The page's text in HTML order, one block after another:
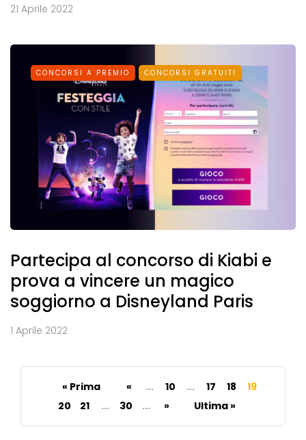
21 Aprile 2022
CONCORSI A PREMIO CONCORSI GRATUITI
Partecipa al concorso di Kiabi e
prova a vincere un magico
soggiorno a Disneyland Paris
1 Aprile 2022
« Prima « ... 10 ... 17 18
19
20
21 ... 30 ... » Ultima »